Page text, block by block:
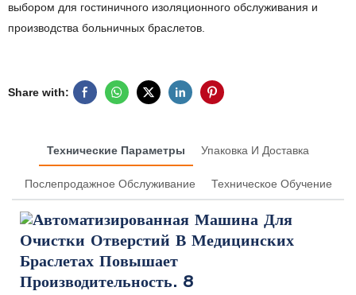
выбором для гостиничного изоляционного обслуживания и
производства больничных браслетов.
Share with:
Технические Параметры Упаковка И Доставка
Послепродажное Обслуживание Техническое Обучение